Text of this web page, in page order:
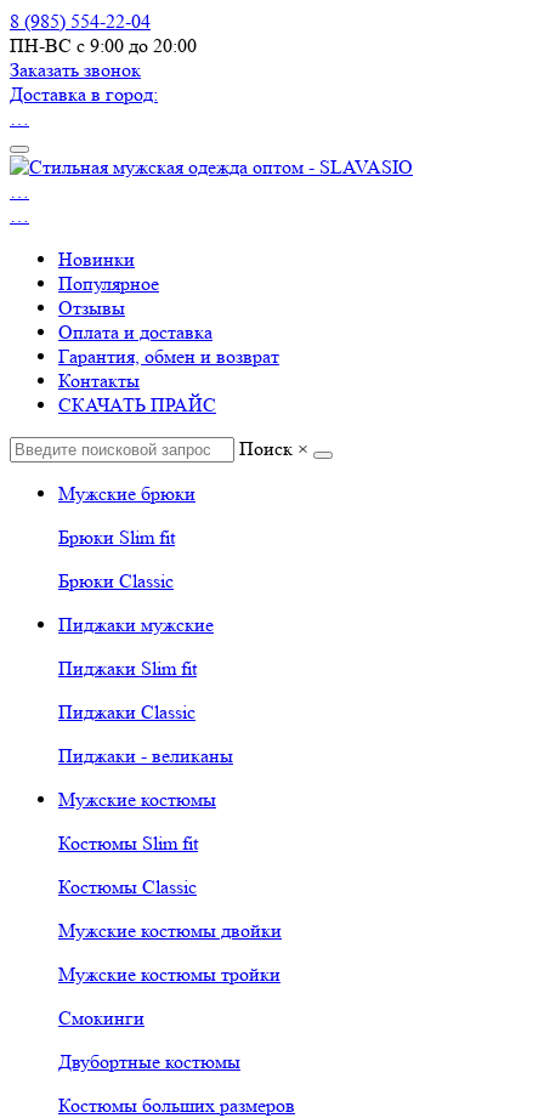
8 (985) 554-22-04
ПН-ВС с 9:00 до 20:00
Заказать звонок
Доставка в город:
…
…
…
Новинки
Популярное
Отзывы
Оплата и доставка
Гарантия, обмен и возврат
Контакты
СКАЧАТЬ ПРАЙС
Поиск ×
Мужские брюки
Брюки Slim fit
Брюки Classic
Пиджаки мужские
Пиджаки Slim fit
Пиджаки Classic
Пиджаки - великаны
Мужские костюмы
Костюмы Slim fit
Костюмы Classic
Мужские костюмы двойки
Мужские костюмы тройки
Смокинги
Двубортные костюмы
Костюмы больших размеров